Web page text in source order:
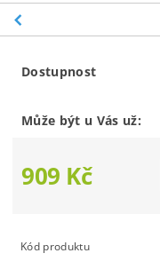
Dostupnost
Může být u Vás už:
909 Kč
Kód produktu